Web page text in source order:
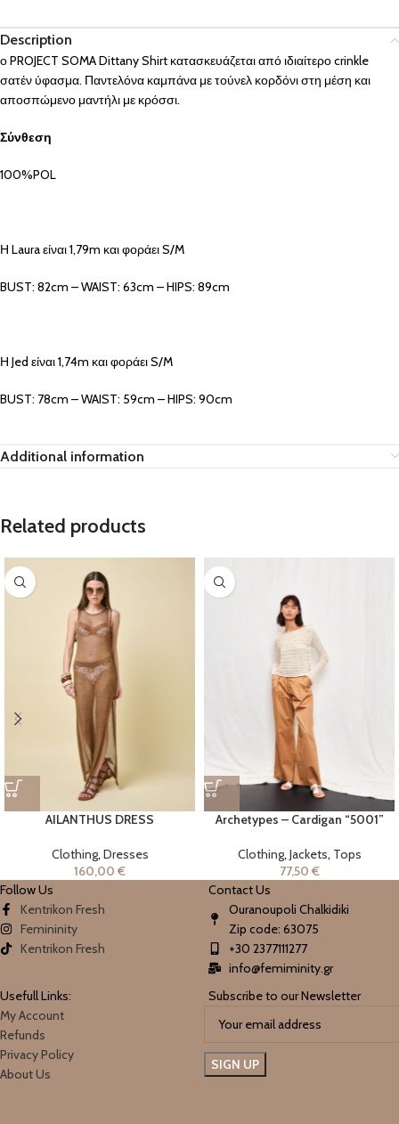
Description
ο PROJECT SOMA Dittany Shirt κατασκευάζεται από ιδιαίτερο crinkle
σατέν ύφασμα. Παντελόνα καμπάνα με τούνελ κορδόνι στη μέση και
αποσπώμενο μαντήλι με κρόσσι.
Σύνθεση
100%POL
Η Laura είναι 1,79m και φοράει S/M
BUST: 82cm – WAIST: 63cm – HIPS: 89cm
Η Jed είναι 1,74m και φοράει S/M
BUST: 78cm – WAIST: 59cm – HIPS: 90cm
Additional information
Related products
AILANTHUS DRESS
Clothing, Dresses
160,00 €
Archetypes – Cardigan “5001”
Clothing, Jackets, Tops
77,50 €
Follow Us
Contact Us
Kentrikon Fresh
Femininity
Kentrikon Fresh
Ouranoupoli Chalkidiki
Zip code: 63075
+30 2377111277
info@femiminity.gr
Usefull Links:
Subscribe to our Newsletter
My Account
Refunds
Privacy Policy
About Us